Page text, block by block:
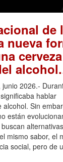
de
nueva
alcohol.
2026.-
hablar
alcohol. Sin
están
mismo sabor, el
social, pero de